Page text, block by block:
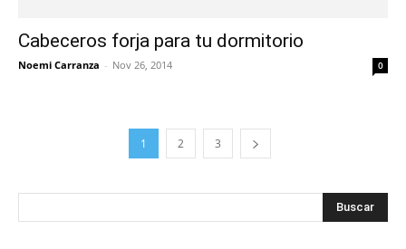
Cabeceros forja para tu dormitorio
Noemi Carranza - Nov 26, 2014 0
1 2 3